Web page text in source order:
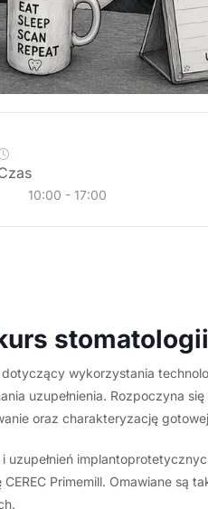
10:00 - 17:00
wykorzystania
uzupełnienia. Rozpoczyna
oraz charakteryzację
Primemill. Omawiane są